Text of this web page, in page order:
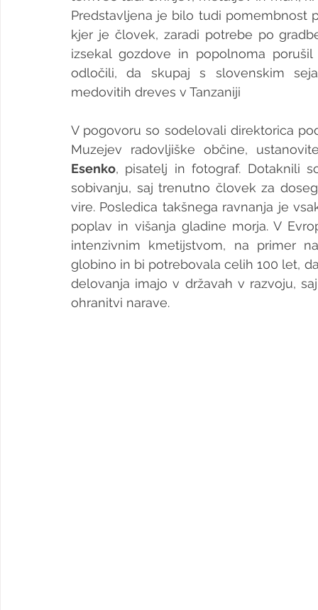
Predstavljena je bilo tudi pomembnost
kjer je človek, zaradi potrebe po
izsekal gozdove in popolnoma
odločili, da skupaj s slovenskim
medovitih dreves v Tanzaniji
V pogovoru so sodelovali direktorica
Muzejev radovljiške občine,
Esenko, pisatelj in fotograf. Dotaknili
sobivanju, saj trenutno človek za
vire. Posledica takšnega ravnanja je
poplav in višanja gladine morja. V
intenzivnim kmetijstvom, na primer
globino in bi potrebovala celih 100 let,
delovanja imajo v državah v razvoju,
ohranitvi narave.